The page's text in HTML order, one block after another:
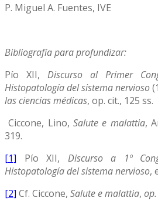
P. Miguel A. Fuentes, IVE
Bibliografía para profundizar:
Pío XII, Discurso al Primer
Histopatología del sistema nervioso
las ciencias médicas, op. cit., 125 ss.
Ciccone, Lino, Salute e malattia,
319.
[1] Pío XII, Discurso a 1º
Histopatología del sistema nervioso,
[2] Cf. Ciccone, Salute e malattia,